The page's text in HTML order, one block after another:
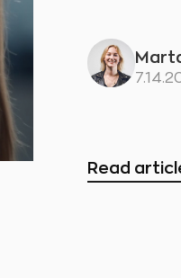
Read